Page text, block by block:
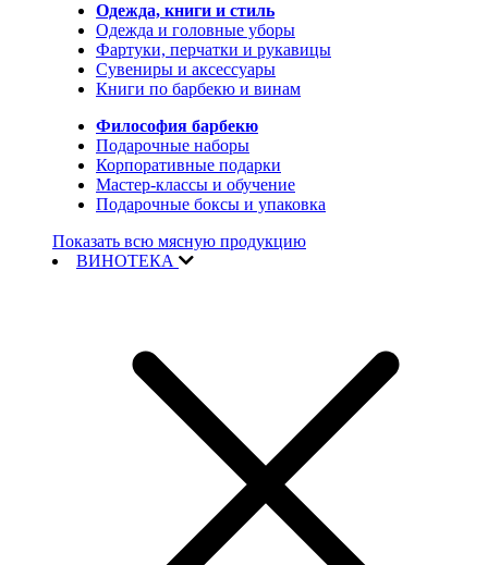
Одежда, книги и стиль
Одежда и головные уборы
Фартуки, перчатки и рукавицы
Сувениры и аксессуары
Книги по барбекю и винам
Философия барбекю
Подарочные наборы
Корпоративные подарки
Мастер-классы и обучение
Подарочные боксы и упаковка
Показать всю мясную продукцию
ВИНОТЕКА